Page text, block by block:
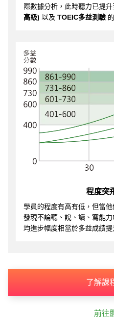
際數據分析，此時聽力已提
高級) 以及 TOEIC多益測驗
程度突
學員的程度有高有低，但當
發現不論聽、說、讀、寫能
均進步幅度相當於多益成績提
了解課
前往